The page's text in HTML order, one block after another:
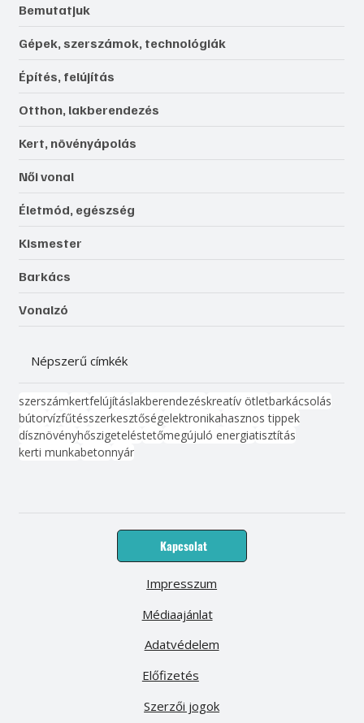
Bemutatjuk
Gépek, szerszámok, technológiák
Építés, felújítás
Otthon, lakberendezés
Kert, növényápolás
Női vonal
Életmód, egészség
Kismester
Barkács
Vonalzó
Népszerű címkék
szerszámkertfelújításlakberendezéskreatív ötletbarkácsolás
bútorvízfűtésszerkesztőségelektronikahasznos tippek
dísznövényhőszigeteléstetőmegújuló energiatisztítás
kerti munkabetonnyár
Kapcsolat
Médiaajánlat
Előfizetés
Impresszum
Adatvédelem
Szerzői jogok